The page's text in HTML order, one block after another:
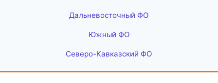
Дальневосточный ФО
Южный ФО
Северо-Кавказский ФО